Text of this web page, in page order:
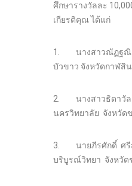
ศึกษารางวัลละ
เกียรติคุณ ได้แก่
1. นางสาวณัฏฐณิช
บัวขาว จังหวัดกาฬสิ
2. นางสาวธิดาวัลย์
นครวิทยาลัย จังหวัด
3. นายภีรศักดิ์ ศรีสุ
บริบูรณ์วิทยา จังหวัด